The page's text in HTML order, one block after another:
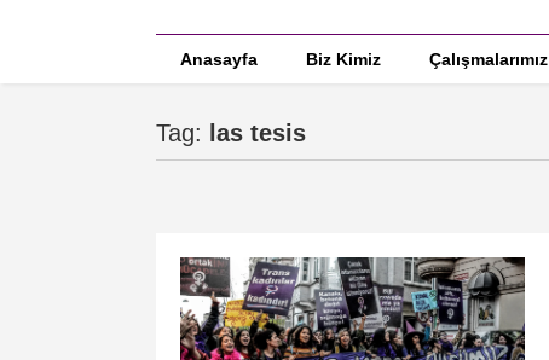
Anasayfa Biz Kimiz Çalışmalarımız
Tag: las tesis